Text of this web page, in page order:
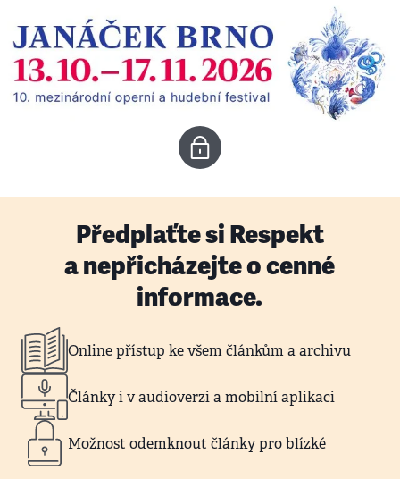
Předplaťte si Respekt
a nepřicházejte o cenné
informace.
Online přístup ke všem článkům a archivu
Články i v audioverzi a mobilní aplikaci
Možnost odemknout články pro blízké